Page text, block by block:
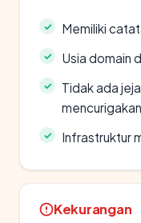
Memiliki
Usia domain
Tidak ada
mencurigakan
Infrastruktur
Kekurangan